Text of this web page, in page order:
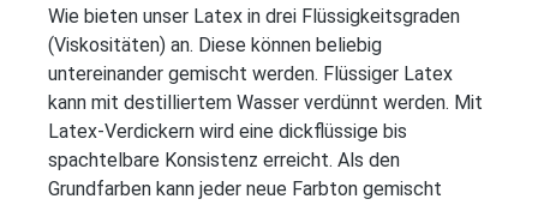
Wie bieten unser Latex in drei Flüssigkeitsgraden
(Viskositäten) an. Diese können beliebig
untereinander gemischt werden. Flüssiger Latex
kann mit destilliertem Wasser verdünnt werden. Mit
Latex-Verdickern wird eine dickflüssige bis
spachtelbare Konsistenz erreicht. Als den
Grundfarben kann jeder neue Farbton gemischt